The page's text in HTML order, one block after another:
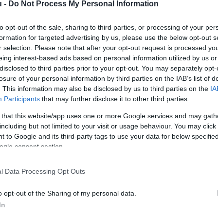
- Do Not Process My Personal Information
opt-out of the sale, sharing to third parties, or processing of your
for targeted advertising by us, please use the below opt-out
selection. Please note that after your opt-out request is processed
interest-based ads based on personal information utilized by us
to third parties prior to your opt-out. You may separately
of your personal information by third parties on the IAB’s list of
This information may also be disclosed by us to third parties on the
Participants that may further disclose it to other third parties.
that this website/app uses one or more Google services and may
but not limited to your visit or usage behaviour. You may
to Google and its third-party tags to use your data for below
consent section.
Data Processing Opt Outs
opt-out of the Sharing of my personal data.
mellett 7 millió forintból is
1-jén indult Otthonfelújítási
a részleteket.
forrásként a Google Keresőben!